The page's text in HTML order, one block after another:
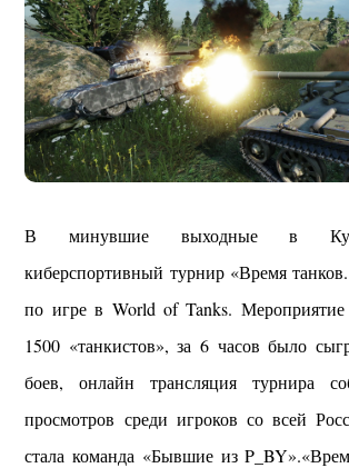
В минувшие выходные в
киберспортивный турнир «Время
по игре в World of Tanks. Мероприятие
1500 «танкистов», за 6 часов было
боев, онлайн трансляция турнира
просмотров среди игроков со всей
стала команда «Бывшие из